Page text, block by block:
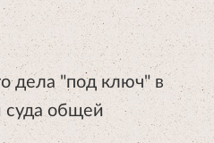
дела "под ключ" в
суда общей